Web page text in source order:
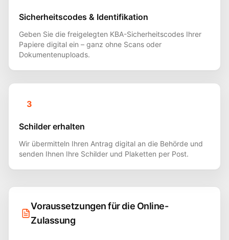
Sicherheitscodes & Identifikation
Geben Sie die freigelegten KBA-Sicherheitscodes Ihrer
Papiere digital ein – ganz ohne Scans oder
Dokumentenuploads.
3
Schilder erhalten
Wir übermitteln Ihren Antrag digital an die Behörde und
senden Ihnen Ihre Schilder und Plaketten per Post.
Voraussetzungen für die Online-
Zulassung